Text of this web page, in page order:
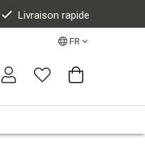
Livraison rapide
FR